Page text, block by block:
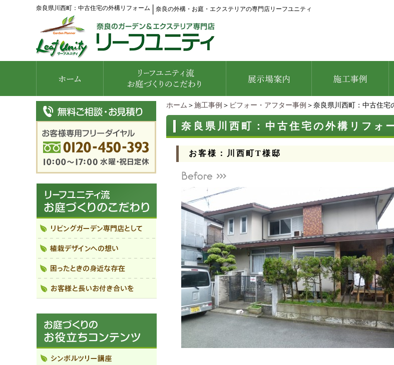
奈良県川西町：中古住宅の外構リフォーム 奈良の外構・お庭・エクステリアの専門店リーフユニティ
ホーム ＞ 施工事例 ＞ ビフォー・アフター事例 ＞奈良県川西町：中古住宅
奈良県川西町：中古住宅の外構リフォ
お客様：川西町T様邸